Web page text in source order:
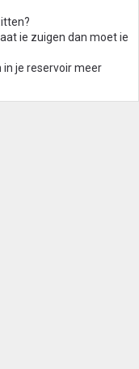
ie zuigen dan moet ie
je reservoir meer